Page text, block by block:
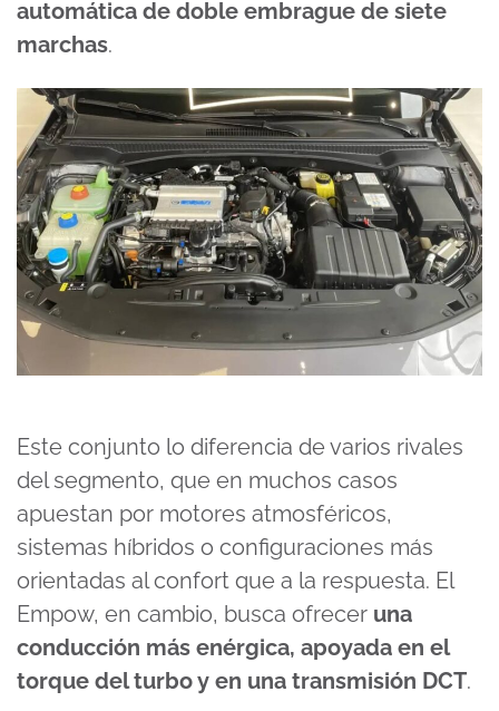
automática de doble embrague de siete
marchas.
Este conjunto lo diferencia de varios rivales
del segmento, que en muchos casos
apuestan por motores atmosféricos,
sistemas híbridos o configuraciones más
orientadas al confort que a la respuesta. El
Empow, en cambio, busca ofrecer una
conducción más enérgica, apoyada en el
torque del turbo y en una transmisión DCT.